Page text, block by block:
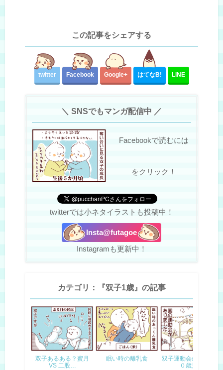
この記事をシェアする
twitter Facebook Google+ はてなB! LINE
＼ SNSでもマンガ配信中 ／
Facebookで読むには
をクリック！
twitterでは小ネタイラストも投稿中！
Insta@futagoe
Instagramも更新中！
カテゴリ：『双子1歳』の記事
双子あるある？蜜月
VS 二股…
眠い時の離乳食
双子運動会の思い出～
０歳児…